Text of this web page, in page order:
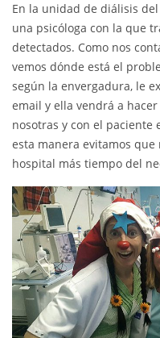
En la unidad de diálisis
una psicóloga con la que
detectados. Como nos
vemos dónde está el
según la envergadura, le
email y ella vendrá a
nosotras y con el paciente
esta manera evitamos
hospital más tiempo del